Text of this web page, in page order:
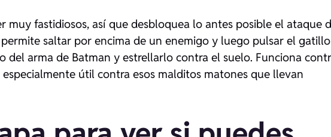
muy fastidiosos, así que desbloquea lo antes posible el ataque
saltar por encima de un enemigo y luego pulsar el gatillo
del arma de Batman y estrellarlo contra el suelo. Funciona
útil contra esos malditos matones que llevan